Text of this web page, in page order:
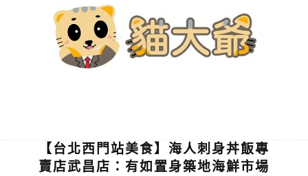
【台北西門站美食】海人刺身丼飯專
賣店武昌店：有如置身築地海鮮市場